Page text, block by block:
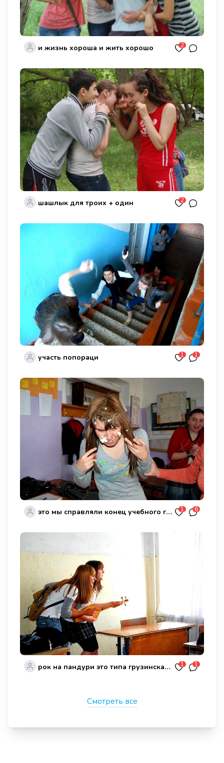
и жизнь хороша и жить хорошо 2
шашлык для троих + один 2
участь попораци 1 1
это мы справляли конец учебного года 1 6
рок на пандури это типа грузинская балалаика 1 1
Смотреть все